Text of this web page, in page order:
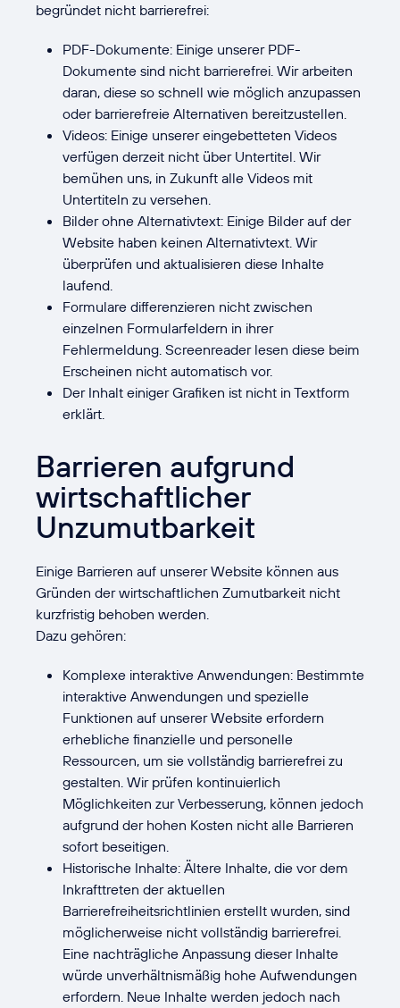
begründet nicht barrierefrei:
PDF-Dokumente: Einige unserer PDF-
Dokumente sind nicht barrierefrei. Wir arbeiten
daran, diese so schnell wie möglich anzupassen
oder barrierefreie Alternativen bereitzustellen.
Videos: Einige unserer eingebetteten Videos
verfügen derzeit nicht über Untertitel. Wir
bemühen uns, in Zukunft alle Videos mit
Untertiteln zu versehen.
Bilder ohne Alternativtext: Einige Bilder auf der
Website haben keinen Alternativtext. Wir
überprüfen und aktualisieren diese Inhalte
laufend.
Formulare differenzieren nicht zwischen
einzelnen Formularfeldern in ihrer
Fehlermeldung. Screenreader lesen diese beim
Erscheinen nicht automatisch vor.
Der Inhalt einiger Grafiken ist nicht in Textform
erklärt.
Barrieren aufgrund
wirtschaftlicher
Unzumutbarkeit
Einige Barrieren auf unserer Website können aus
Gründen der wirtschaftlichen Zumutbarkeit nicht
kurzfristig behoben werden.
Dazu gehören:
Komplexe interaktive Anwendungen: Bestimmte
interaktive Anwendungen und spezielle
Funktionen auf unserer Website erfordern
erhebliche finanzielle und personelle
Ressourcen, um sie vollständig barrierefrei zu
gestalten. Wir prüfen kontinuierlich
Möglichkeiten zur Verbesserung, können jedoch
aufgrund der hohen Kosten nicht alle Barrieren
sofort beseitigen.
Historische Inhalte: Ältere Inhalte, die vor dem
Inkrafttreten der aktuellen
Barrierefreiheitsrichtlinien erstellt wurden, sind
möglicherweise nicht vollständig barrierefrei.
Eine nachträgliche Anpassung dieser Inhalte
würde unverhältnismäßig hohe Aufwendungen
erfordern. Neue Inhalte werden jedoch nach